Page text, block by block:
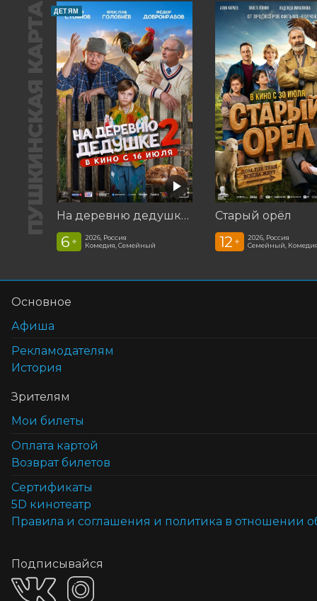
ПУШКИНСКАЯ КАРТА ДЕТЯМ
На деревню дедушке 2
6 +
2026, Россия
Комедия, Семейный
Старый орёл
12 +
2026, Россия
Семейный,
Основное
Афиша
Рекламодателям
История
Зрителям
Мои билеты
Оплата картой
Возврат билетов
Cертификаты
5D кинотеатр
Правила и соглашения и политика в отношении
Подписывайся